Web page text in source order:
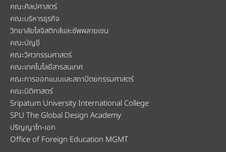
คณะศิลปศาสตร์
คณะบริหารธุรกิจ
วิทยาลัยโลจิสติกส์และซัพพลายเชน
คณะบัญชี
คณะวิศวกรรมศาสตร์
คณะเทคโนโลยีสารสนเทศ
คณะการออกแบบและสถาปัตยกรรมศาสตร์
คณะนิติศาสตร์
Sripatum University International College
SPU The Global Design Academy
ปริญญาโท-เอก
Office of Foreign Education MGMT